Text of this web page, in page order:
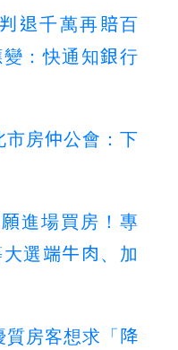
退千萬再賠百
：快通知銀行
房仲公會：下
進場買房！專
選端牛肉、加
房客想求「降